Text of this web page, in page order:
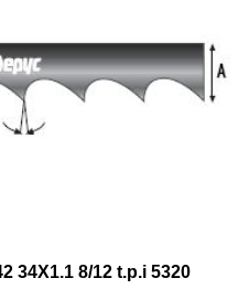
34X1.1 8/12 t.p.i 5320